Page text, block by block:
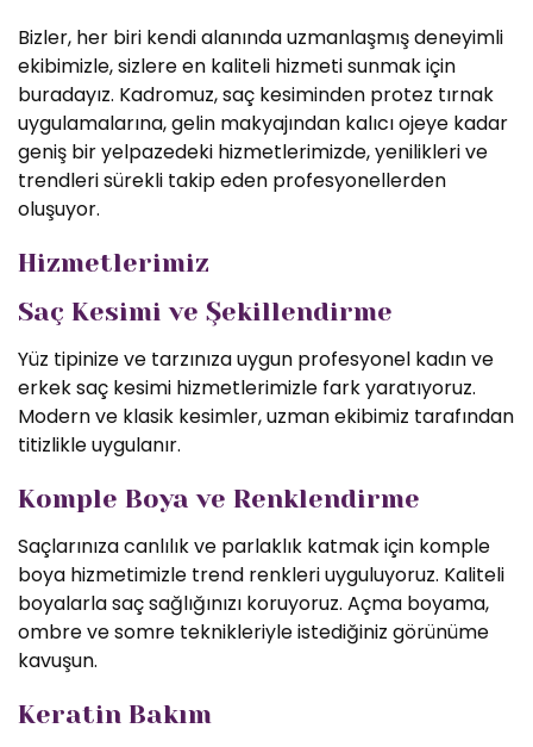
Bizler, her biri kendi alanında uzmanlaşmış deneyimli
ekibimizle, sizlere en kaliteli hizmeti sunmak için
buradayız. Kadromuz, saç kesiminden protez tırnak
uygulamalarına, gelin makyajından kalıcı ojeye kadar
geniş bir yelpazedeki hizmetlerimizde, yenilikleri ve
trendleri sürekli takip eden profesyonellerden
oluşuyor.
Hizmetlerimiz
Saç Kesimi ve Şekillendirme
Yüz tipinize ve tarzınıza uygun profesyonel kadın ve
erkek saç kesimi hizmetlerimizle fark yaratıyoruz.
Modern ve klasik kesimler, uzman ekibimiz tarafından
titizlikle uygulanır.
Komple Boya ve Renklendirme
Saçlarınıza canlılık ve parlaklık katmak için komple
boya hizmetimizle trend renkleri uyguluyoruz. Kaliteli
boyalarla saç sağlığınızı koruyoruz. Açma boyama,
ombre ve somre teknikleriyle istediğiniz görünüme
kavuşun.
Keratin Bakım